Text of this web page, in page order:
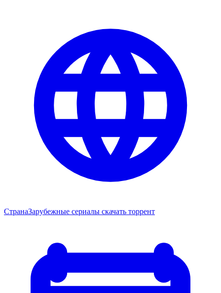
СтранаЗарубежные сериалы скачать торрент